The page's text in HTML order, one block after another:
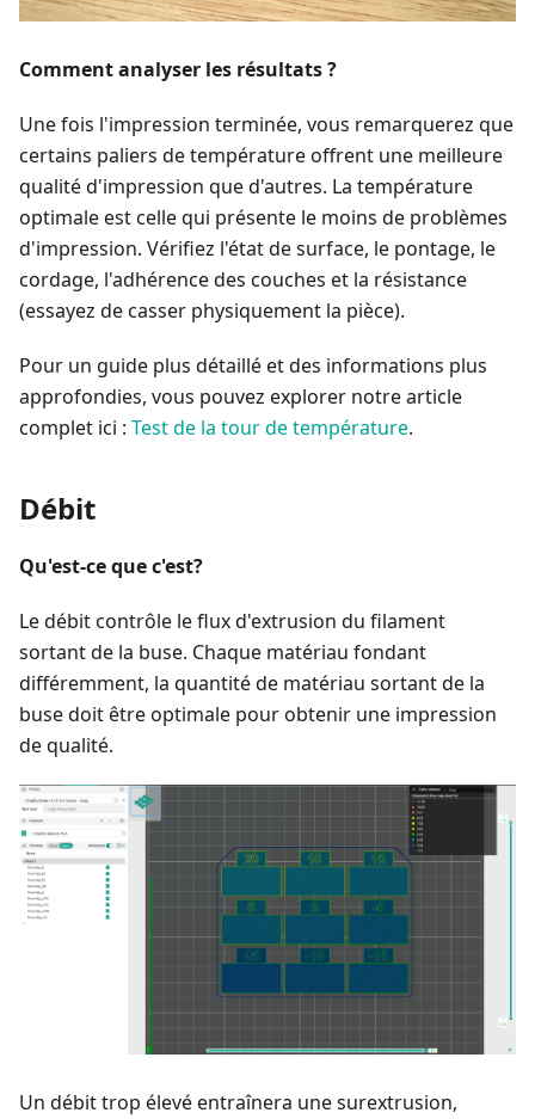
Comment analyser les résultats ?
Une fois l'impression terminée, vous remarquerez que
certains paliers de température offrent une meilleure
qualité d'impression que d'autres. La température
optimale est celle qui présente le moins de problèmes
d'impression. Vérifiez l'état de surface, le pontage, le
cordage, l'adhérence des couches et la résistance
(essayez de casser physiquement la pièce).
Pour un guide plus détaillé et des informations plus
approfondies, vous pouvez explorer notre article
complet ici : Test de la tour de température.
Débit
Qu'est-ce que c'est?
Le débit contrôle le flux d'extrusion du filament
sortant de la buse. Chaque matériau fondant
différemment, la quantité de matériau sortant de la
buse doit être optimale pour obtenir une impression
de qualité.
Un débit trop élevé entraînera une surextrusion,